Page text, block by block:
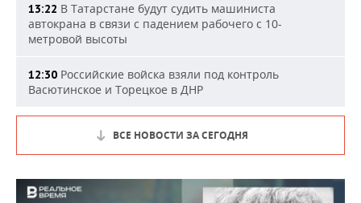
13:22 В Татарстане будут судить машиниста
автокрана в связи с падением рабочего с 10-
метровой высоты
12:30 Российские войска взяли под контроль
Васютинское и Торецкое в ДНР
ВСЕ НОВОСТИ ЗА СЕГОДНЯ